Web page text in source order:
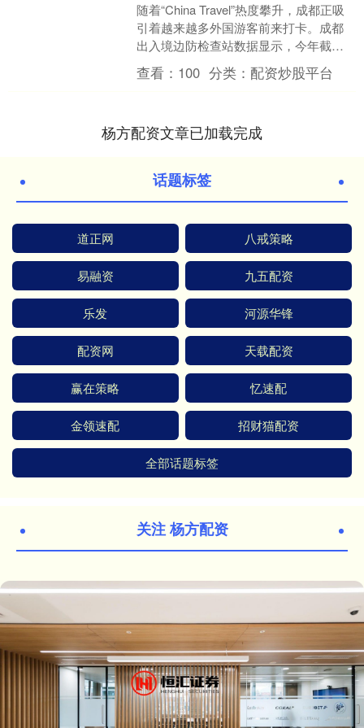
随着“China Travel”热度攀升，成都正吸
引着越来越多外国游客前来打卡。成都
出入境边防检查站数据显示，今年截至7
月1日，选择从成都航空口岸入出境外国
人7....
查看： 100 分类：配资炒股平台
杨方配资文章已加载完成
话题标签
道正网 八戒策略
易融资 九五配资
乐发 河源华锋
配资网 天载配资
赢在策略 忆速配
金领速配 招财猫配资
全部话题标签
关注 杨方配资